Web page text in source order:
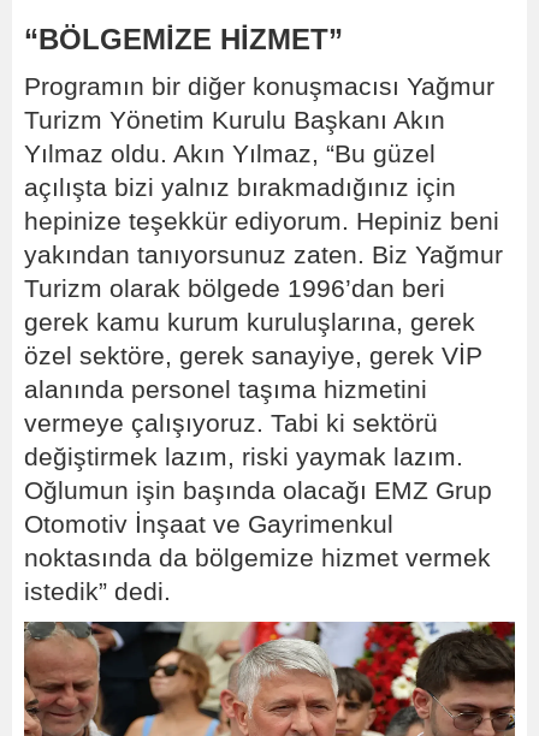
“BÖLGEMİZE HİZMET”
Programın bir diğer konuşmacısı Yağmur
Turizm Yönetim Kurulu Başkanı Akın
Yılmaz oldu. Akın Yılmaz, “Bu güzel
açılışta bizi yalnız bırakmadığınız için
hepinize teşekkür ediyorum. Hepiniz beni
yakından tanıyorsunuz zaten. Biz Yağmur
Turizm olarak bölgede 1996’dan beri
gerek kamu kurum kuruluşlarına, gerek
özel sektöre, gerek sanayiye, gerek VİP
alanında personel taşıma hizmetini
vermeye çalışıyoruz. Tabi ki sektörü
değiştirmek lazım, riski yaymak lazım.
Oğlumun işin başında olacağı EMZ Grup
Otomotiv İnşaat ve Gayrimenkul
noktasında da bölgemize hizmet vermek
istedik” dedi.